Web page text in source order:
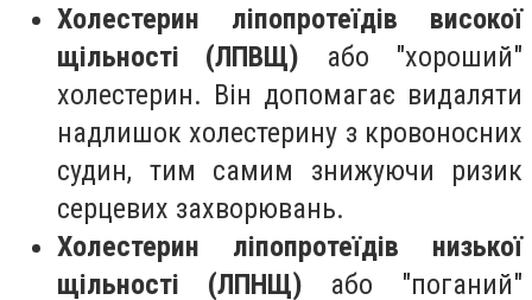
Холестерин ліпопротеїдів високої
щільності (ЛПВЩ) або "хороший"
холестерин. Він допомагає видаляти
надлишок холестерину з кровоносних
судин, тим самим знижуючи ризик
серцевих захворювань.
Холестерин ліпопротеїдів низької
щільності (ЛПНЩ) або "поганий"